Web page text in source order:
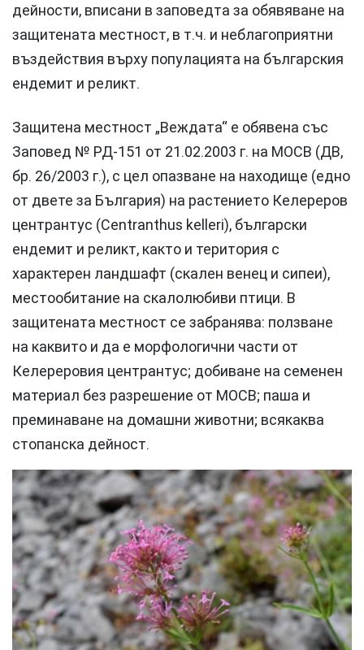
дейности, вписани в заповедта за обявяване на
защитената местност, в т.ч. и неблагоприятни
въздействия върху популацията на българския
ендемит и реликт.
Защитена местност „Веждата“ е обявена със
Заповед № РД-151 от 21.02.2003 г. на МОСВ (ДВ,
бр. 26/2003 г.), с цел опазване на находище (едно
от двете за България) на растението Келереров
центрантус (Centranthus kelleri), български
ендемит и реликт, както и територия с
характерен ландшафт (скален венец и сипеи),
местообитание на скалолюбиви птици. В
защитената местност се забранява: ползване
на каквито и да е морфологични части от
Келереровия центрантус; добиване на семенен
материал без разрешение от МОСВ; паша и
преминаване на домашни животни; всякаква
стопанска дейност.